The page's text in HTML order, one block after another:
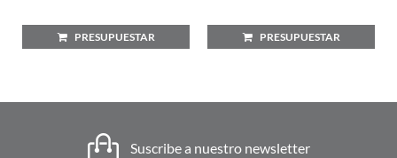
PRESUPUESTAR PRESUPUESTAR
Suscribe a nuestro newsletter